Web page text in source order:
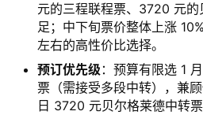
元的三程联程票、3720 元
足；中下旬票价整体上涨
左右的高性价比选择。
预订优先级 ：预算有限选 1
票（需接受多段中转），兼
日 3720 元贝尔格莱德中转